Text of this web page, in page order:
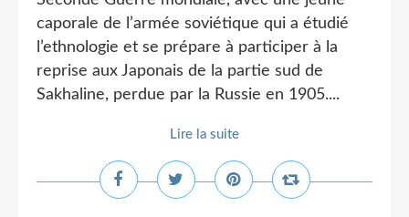
caporale de l’armée soviétique qui a étudié
l’ethnologie et se prépare à participer à la
reprise aux Japonais de la partie sud de
Sakhaline, perdue par la Russie en 1905....
Lire la suite